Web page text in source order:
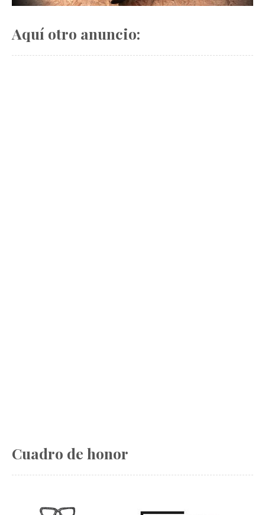
Aquí otro anuncio:
Cuadro de honor